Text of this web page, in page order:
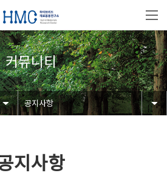
커뮤니티
공지사항
지사항